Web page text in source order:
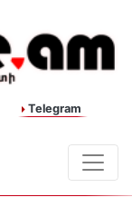
Telegram